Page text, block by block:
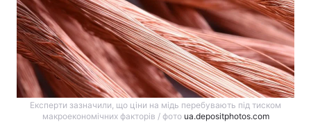
Експерти зазначили, що ціни на мідь перебувають під тиском
макроекономічних факторів / фото ua.depositphotos.com